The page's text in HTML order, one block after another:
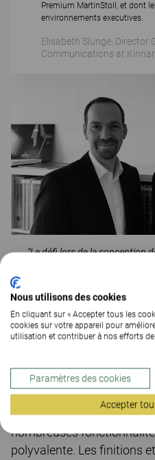
Premium MartinStoll, et dont
environnements executives.
Elisabeth Slunge, Director
Communications at
"Le défi lors de la conception
était de réussir à répondre
façons de travailler tout en
incurvées du siège et les
style unique à la chaise.
Lammel et Markus Heller de
Collection S est une
prendre place dans un
d'une table de réunion. La
nombreuses
polyvalente. Les finitions
Nous utilisons des cookies
En cliquant sur « Accepter tous les
cookies sur votre appareil pour
utilisation et contribuer à nos efforts
Paramètres des cookies
Accepter